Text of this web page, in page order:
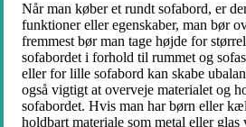
Når man køber et rundt sofabord, er
funktioner eller egenskaber, man bør
fremmest bør man tage højde for
sofabordet i forhold til rummet og
eller for lille sofabord kan skabe
også vigtigt at overveje materialet og
sofabordet. Hvis man har børn eller
holdbart materiale som metal eller